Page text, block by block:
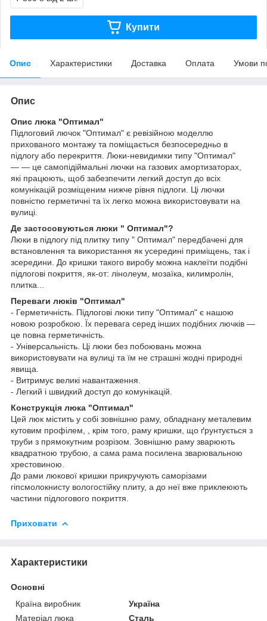
Купити
Опис Характеристики Доставка Оплата Умови
Опис
Опис люка "Оптимал"
Підлоговий лючок "Оптимал" є ревізійною моделлю
прихованого монтажу та поміщається безпосередньо в
підлогу або перекриття. Люки-невидимки типу "Оптимал"
— — це самопідіймальні лючки на газових амортизаторах,
які працюють, щоб забезпечити легкий доступ до всіх
комунікацій розміщеним нижче рівня підлоги. Ці лючки
повністю герметичні та їх легко можна використовувати на
вулиці.
Де застосовуються люки " Оптимал"?
Люки в підлогу під плитку типу " Оптимал" передбачені для
встановлення та використання як усередині приміщень, так і
зсередини. До кришки такого виробу можна наклеїти подібні
підлогові покриття, як-от: лінолеум, мозаїка, килимролін,
плитка...
Переваги люків "Оптимал"
- Герметичність. Підлогові люки типу "Оптимал" є нашою
новою розробкою. Їх перевага серед інших подібних лючків —
це повна герметичність.
- Універсальність. Ці люки без побоювань можна
використовувати на вулиці та їм не страшні жодні природні
явища.
- Витримує великі навантаження.
- Легкий і швидкий доступ до комунікацій.
Конструкція люка "Оптимал"
Цей люк містить у собі зовнішню раму, обладнану металевим
кутовим профілем, , крім того, раму кришки, що ґрунтується з
труби з прямокутним розрізом. Зовнішню раму зварюють
квадратною трубою, а сама рама посилена зварювальною
хрестовиною.
До рами люкової кришки прикручують саморізами
гіпсмолокнисту вологостійку плиту, а до неї вже приклеюють
частини підлогового покриття.
Приховати
Характеристики
Основні
Країна виробник
Україна
Матеріал люка
Сталь